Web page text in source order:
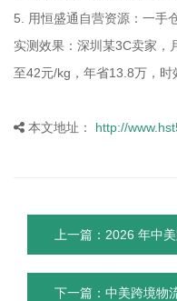
5. 用恒盛通自营资源：一手
实测效果：深圳某3C卖家，
至42元/kg，年省13.8万，时
本文地址： http://
上一篇：2026 年中
下一篇：中美跨境物